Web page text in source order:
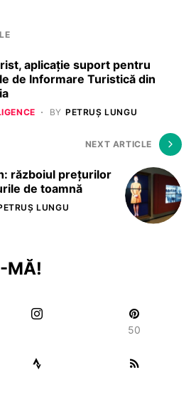
aplicație suport pentru
de Informare Turistică din
BY PETRUȘ LUNGU
NEXT ARTICLE
războiul prețurilor
de toamnă
LUNGU
MĂ!
50